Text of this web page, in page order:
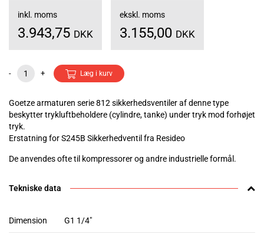
inkl. moms
3.943,75 DKK
ekskl. moms
3.155,00 DKK
- + Læg i kurv
Goetze armaturen serie 812 sikkerhedsventiler af denne type
beskytter trykluftbeholdere (cylindre, tanke) under tryk mod forhøjet
tryk.
Erstatning for S245B Sikkerhedventil fra Resideo
De anvendes ofte til kompressorer og andre industrielle formål.
Tekniske data
Dimension G1 1/4"